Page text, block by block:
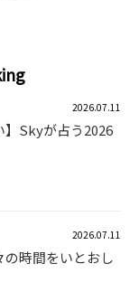
2026.07.11
】Skyが占う2026
2026.07.11
の時間をいとおし